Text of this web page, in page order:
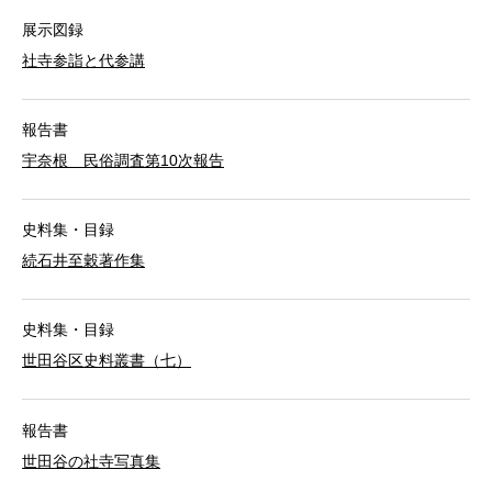
展示図録
社寺参詣と代参講
報告書
宇奈根 民俗調査第10次報告
史料集・目録
続石井至穀著作集
史料集・目録
世田谷区史料叢書（七）
報告書
世田谷の社寺写真集